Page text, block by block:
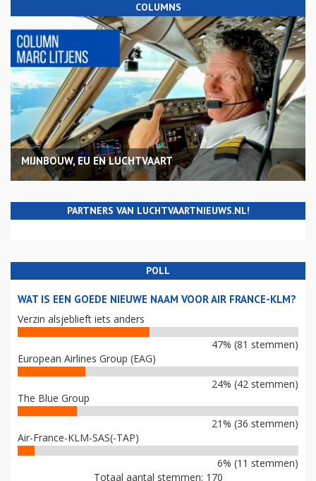
COLUMNS
MIJNBOUW, EU EN LUCHTVAART
PARTNERS VAN LUCHTVAARTNIEUWS.NL!
POLL
WAT IS EEN GOEDE NIEUWE NAAM VOOR AIR FRANCE-KLM?
Verzin alsjeblieft iets anders
47% (81 stemmen)
European Airlines Group (EAG)
24% (42 stemmen)
The Blue Group
21% (36 stemmen)
Air-France-KLM-SAS(-TAP)
6% (11 stemmen)
Totaal aantal stemmen: 170